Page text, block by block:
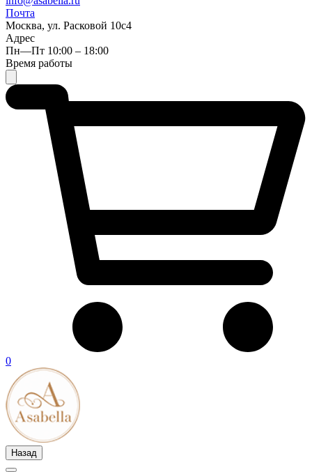
Почта
Москва, ул. Расковой 10с4
Адрес
Пн—Пт 10:00 – 18:00
Время работы
0
Назад